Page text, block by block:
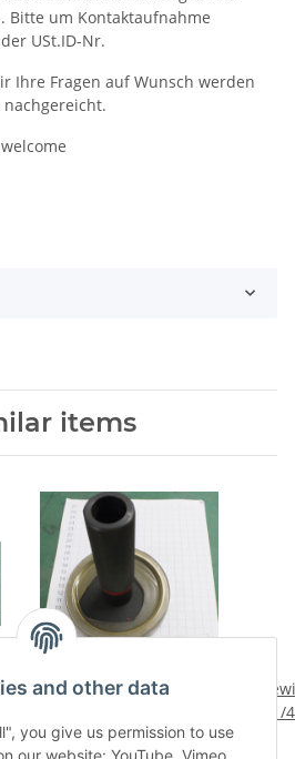
Bitte um Kontaktaufnahme
USt.ID-Nr.
Ihre Fragen auf Wunsch werden
items
Lehrdorn 122,5 mm
siehe Bild unbenutzt
47,40 €*
and other data
you give us permission to use